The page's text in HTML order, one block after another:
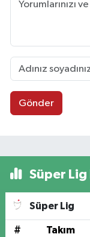
Gönder
Süper Lig
Süper Lig
# Takım